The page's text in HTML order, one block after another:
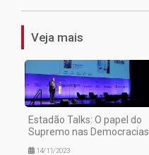
Veja mais
Estadão Talks: O papel do
Supremo nas Democracias
14/11/2023